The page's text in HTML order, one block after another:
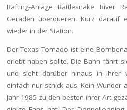
Rafting-Anlage Rattlesnake River
Geraden überqueren. Kurz darauf
wieder in der Station.
Der Texas Tornado ist eine
erlebt haben sollte. Die Bahn fährt
und sieht darüber hinaus in ihrer
einfach nur schick aus. Kein Wunder
Jahr 1985 zu den besten ihrer Art